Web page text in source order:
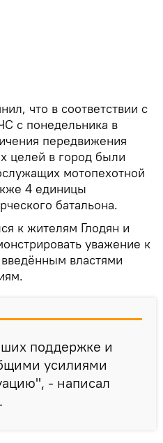
что в соответствии с
с понедельника в
передвижения
целей в город были
мотопехотной
4 единицы
батальона.
к жителям Глодян и
уважение к
властями
поддержке и
усилиями
- написал